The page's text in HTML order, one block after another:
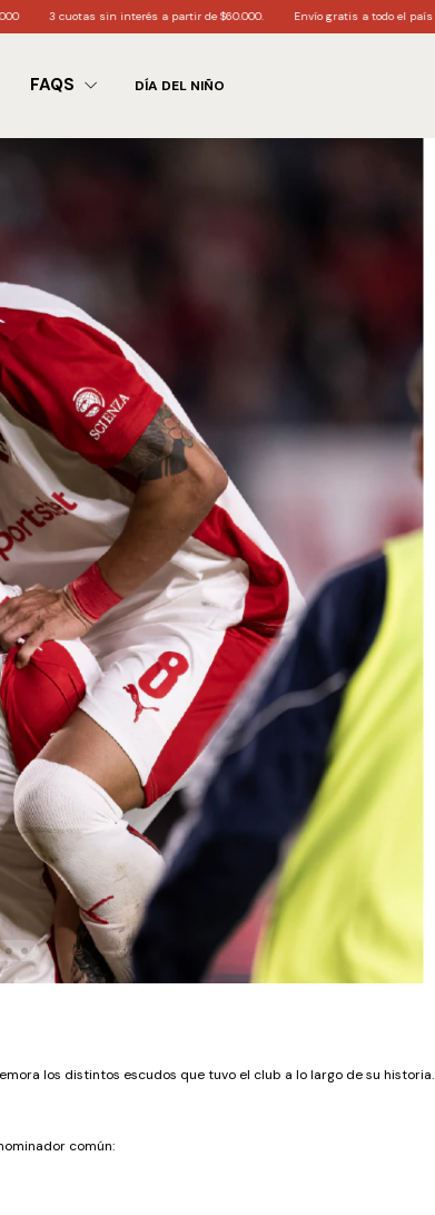
interés a partir de $60.000. Envío gratis a todo el país partir de $200.000
FAQS DÍA DEL NIÑO
los distintos escudos que tuvo el club a lo largo de su historia.
común: